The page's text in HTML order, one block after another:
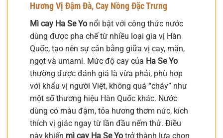
Hương Vị Đậm Đà, Cay Nồng Đặc Trưng
Mì cay Ha Se Yo nổi bật với công thức nước
dùng được pha chế từ nhiều loại gia vị Hàn
Quốc, tạo nên sự cân bằng giữa vị cay, mặn,
ngọt và umami. Mức độ cay của Ha Se Yo
thường được đánh giá là vừa phải, phù hợp
với khẩu vị người Việt, không quá “cháy” như
một số thương hiệu Hàn Quốc khác. Nước
dùng có màu đậm, tỏa hương thơm nức, kích
thích vị giác ngay từ lần đầu nếm thử. Điều
này khiến mì cay Ha Se Yo trở thành lựa chọn